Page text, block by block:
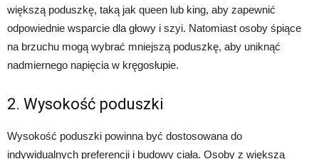
większą poduszkę, taką jak queen lub king, aby zapewnić
odpowiednie wsparcie dla głowy i szyi. Natomiast osoby śpiące
na brzuchu mogą wybrać mniejszą poduszkę, aby uniknąć
nadmiernego napięcia w kręgosłupie.
2. Wysokość poduszki
Wysokość poduszki powinna być dostosowana do
indywidualnych preferencji i budowy ciała. Osoby z większą